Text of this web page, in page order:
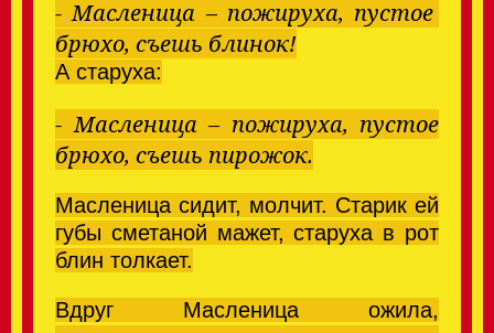
- Масленица – пожируха, пустое
брюхо, съешь блинок!
А старуха:
- Масленица – пожируха, пустое
брюхо, съешь пирожок.
Масленица сидит, молчит. Старик ей
губы сметаной мажет, старуха в рот
блин толкает.
Вдруг Масленица ожила,